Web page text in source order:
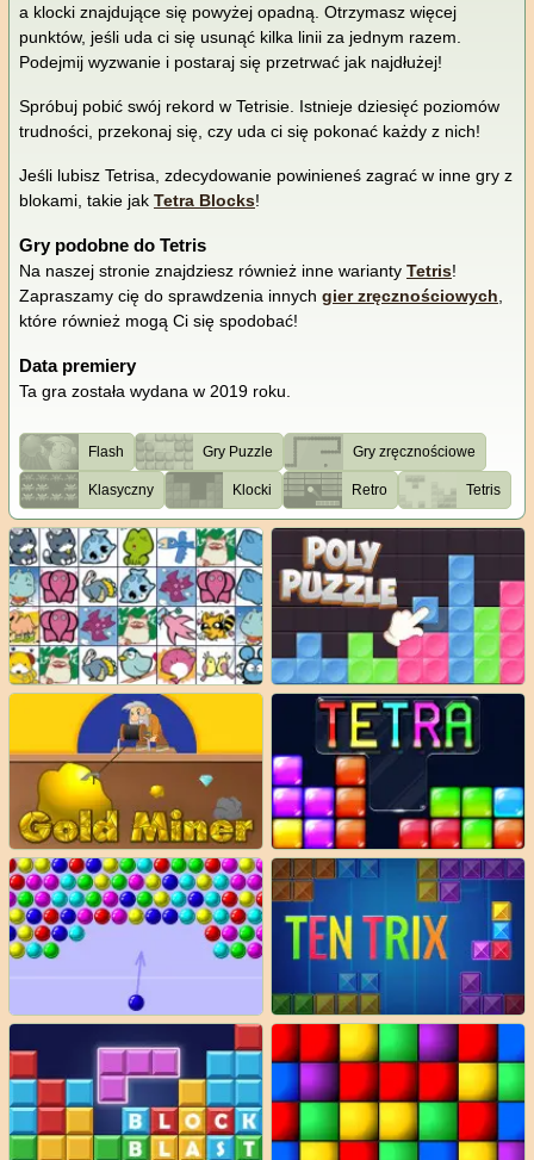
a klocki znajdujące się powyżej opadną. Otrzymasz więcej
punktów, jeśli uda ci się usunąć kilka linii za jednym razem.
Podejmij wyzwanie i postaraj się przetrwać jak najdłużej!
Spróbuj pobić swój rekord w Tetrisie. Istnieje dziesięć poziomów
trudności, przekonaj się, czy uda ci się pokonać każdy z nich!
Jeśli lubisz Tetrisa, zdecydowanie powinieneś zagrać w inne gry z
blokami, takie jak Tetra Blocks!
Gry podobne do Tetris
Na naszej stronie znajdziesz również inne warianty Tetris!
Zapraszamy cię do sprawdzenia innych gier zręcznościowych,
które również mogą Ci się spodobać!
Data premiery
Ta gra została wydana w 2019 roku.
Flash Gry Puzzle Gry zręcznościowe
Klasyczny Klocki Retro Tetris